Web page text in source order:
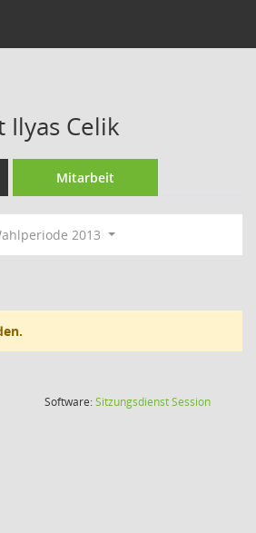
Ilyas Celik
Mitarbeit
2013
Software:SitzungsdienstSession(Wird in